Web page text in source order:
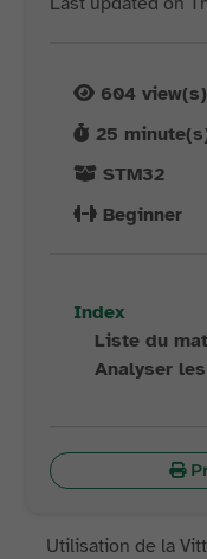
604 view(s)
25
STM32
Beginner
Index
Liste du
Analyser
Utilisation de la